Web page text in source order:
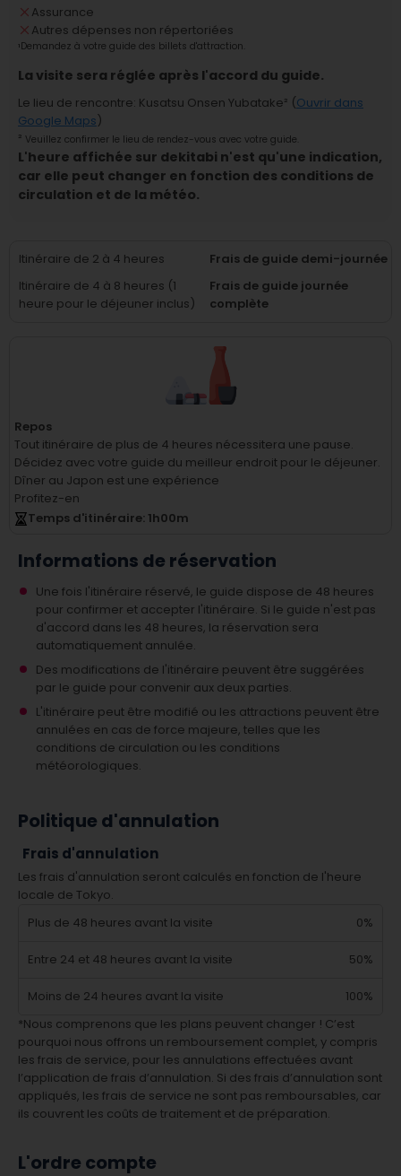
Assurance
Autres dépenses non répertoriées
¹Demandez à votre guide des billets d'attraction.
La visite sera réglée après l'accord du guide.
Le lieu de rencontre: Kusatsu Onsen Yubatake² (Ouvrir dans
Google Maps)
² Veuillez confirmer le lieu de rendez-vous avec votre guide.
L'heure affichée sur dekitabi n'est qu'une indication,
car elle peut changer en fonction des conditions de
circulation et de la météo.
Itinéraire de 2 à 4 heures
Frais de guide demi-journée
Itinéraire de 4 à 8 heures (1
heure pour le déjeuner inclus)
Frais de guide journée
complète
Repos
Tout itinéraire de plus de 4 heures nécessitera une pause.
Décidez avec votre guide du meilleur endroit pour le déjeuner.
Dîner au Japon est une expérience
Profitez-en
Temps d'itinéraire: 1h00m
Informations de réservation
Une fois l'itinéraire réservé, le guide dispose de 48 heures
pour confirmer et accepter l'itinéraire. Si le guide n'est pas
d'accord dans les 48 heures, la réservation sera
automatiquement annulée.
Des modifications de l'itinéraire peuvent être suggérées
par le guide pour convenir aux deux parties.
L'itinéraire peut être modifié ou les attractions peuvent être
annulées en cas de force majeure, telles que les
conditions de circulation ou les conditions
météorologiques.
Politique d'annulation
Frais d'annulation
Les frais d'annulation seront calculés en fonction de l'heure
locale de Tokyo.
Plus de 48 heures avant la visite
0%
Entre 24 et 48 heures avant la visite 50%
Moins de 24 heures avant la visite
100%
*Nous comprenons que les plans peuvent changer ! C’est
pourquoi nous offrons un remboursement complet, y compris
les frais de service, pour les annulations effectuées avant
l’application de frais d’annulation. Si des frais d’annulation sont
appliqués, les frais de service ne sont pas remboursables, car
ils couvrent les coûts de traitement et de préparation.
L'ordre compte